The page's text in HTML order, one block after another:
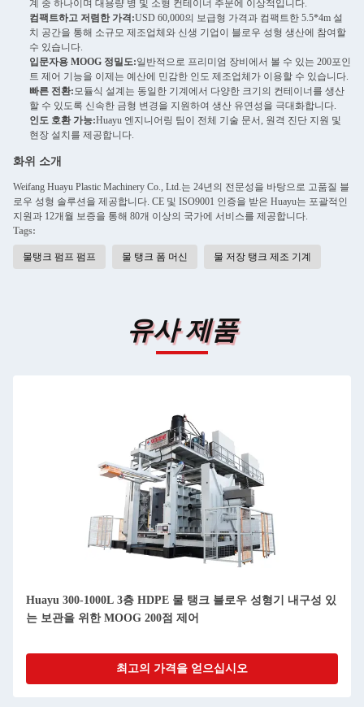
계 중 하나이며 대용량 병 및 소형 컨테이너 주문에 이상적입니다.
컴팩트하고 저렴한 가격:USD 60,000의 보급형 가격과 컴팩트한 5.5*4m 설
치 공간을 통해 소규모 제조업체와 신생 기업이 블로우 성형 생산에 참여할
수 있습니다.
입문자용 MOOG 정밀도:일반적으로 프리미엄 장비에서 볼 수 있는 200포인
트 제어 기능을 이제는 예산에 민감한 인도 제조업체가 이용할 수 있습니다.
빠른 전환:모듈식 설계는 동일한 기계에서 다양한 크기의 컨테이너를 생산
할 수 있도록 신속한 금형 변경을 지원하여 생산 유연성을 극대화합니다.
인도 호환 가능:Huayu 엔지니어링 팀이 전체 기술 문서, 원격 진단 지원 및
현장 설치를 제공합니다.
화위 소개
Weifang Huayu Plastic Machinery Co., Ltd.는 24년의 전문성을 바탕으로 고품질 블
로우 성형 솔루션을 제공합니다. CE 및 ISO9001 인증을 받은 Huayu는 포괄적인
지원과 12개월 보증을 통해 80개 이상의 국가에 서비스를 제공합니다.
Tags:
물탱크 펌프 펌프 물 탱크 폼 머신 물 저장 탱크 제조 기계
유사 제품
Huayu 300-1000L 3층 HDPE 물 탱크 블로우 성형기 내구성 있
는 보관을 위한 MOOG 200점 제어
최고의 가격을 얻으십시오